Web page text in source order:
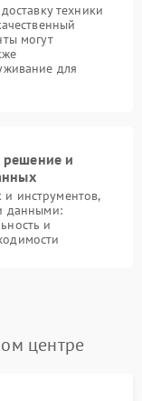
техники
могут
для
и
инструментов,
данными:
и
центре